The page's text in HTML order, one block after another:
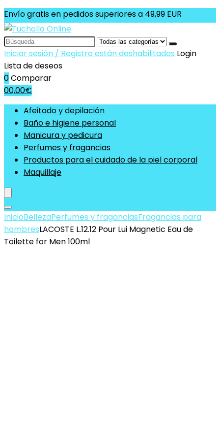
Envío gratis en pedidos superiores a 49,99 EUR
Search
for:
Iniciar sesión / Registro están deshabilitados Login
Lista de deseos
0Comparar
00,00€
Afeitado y depilación
Baño e higiene personal
Manicura y pedicura
Perfumes y fragancias
Productos para el cuidado de la piel corporal
Maquillaje
InicioBellezaPerfumes y fraganciasFragancias para
hombresLACOSTE L.12.12 Pour Lui Magnetic Eau de
Toilette for Men 100ml